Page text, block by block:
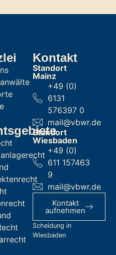
Kontakt
Standort
Mainz
+49 (0)
6131
576397 0
mail@vbwr.de
Standort
Wiesbaden
+49 (0)
611 157463
9
mail@vbwr.de
Kontakt
aufnehmen
Scheidung in
Wiesbaden